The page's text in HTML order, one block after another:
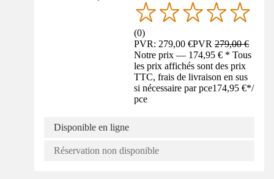
(0)
PVR: 279,00 €PVR279,00 €
Notre prix — 174,95 € * Tous
les prix affichés sont des prix
TTC, frais de livraison en sus
si nécessaire par pce174,95 €*/
pce
Disponible en ligne
Réservation non disponible